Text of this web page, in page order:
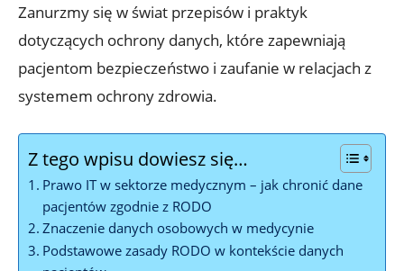
Zanurzmy się w świat przepisów i praktyk
dotyczących ochrony danych, które zapewniają
pacjentom bezpieczeństwo i zaufanie w relacjach z
systemem ochrony zdrowia.
Z tego wpisu dowiesz się…
Prawo IT w sektorze medycznym – jak chronić dane
pacjentów zgodnie z RODO
Znaczenie danych osobowych w medycynie
Podstawowe zasady RODO w kontekście danych